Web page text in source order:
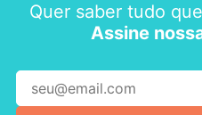
Quer saber tudo
Assine